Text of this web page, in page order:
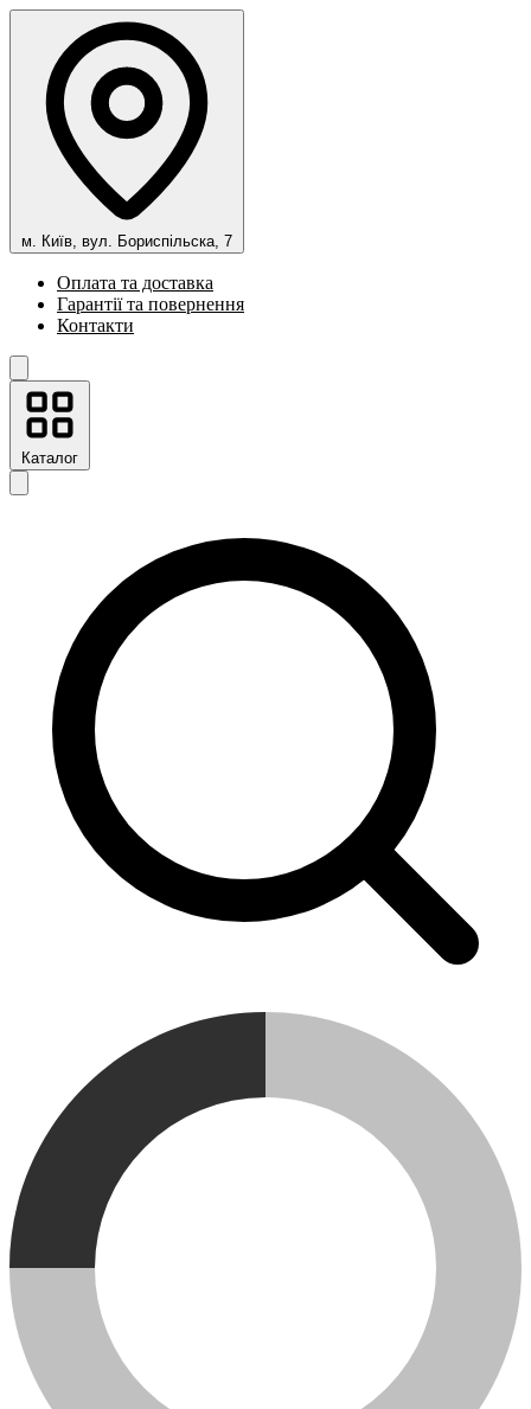
м. Київ, вул. Бориспільска, 7
Оплата та доставка
Гарантії та повернення
Контакти
Каталог